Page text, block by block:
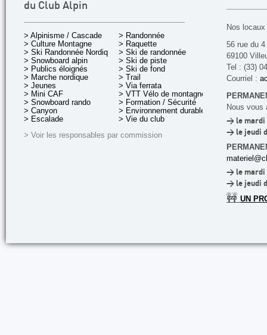
du Club Alpin
> Alpinisme / Cascade
> Culture Montagne
> Ski Randonnée Nordique
> Snowboard alpin
> Publics éloignés
> Marche nordique
> Jeunes
> Mini CAF
> Snowboard rando
> Canyon
> Escalade
> Randonnée
> Raquette
> Ski de randonnée
> Ski de piste
> Ski de fond
> Trail
> Via ferrata
> VTT Vélo de montagne
> Formation / Sécurité
> Environnement durable
> Vie du club
> Voir les responsables par commission
Nos
56 rue du
69100
Tel : (33)
Courriel :
Nous vous
> le mardi
> le jeudi
> le mardi
> le jeudi
🚧 UN